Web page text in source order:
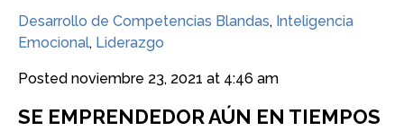
Desarrollo de Competencias Blandas, Inteligencia
Emocional, Liderazgo
Posted noviembre 23, 2021 at 4:46 am
SE EMPRENDEDOR AÚN EN TIEMPOS